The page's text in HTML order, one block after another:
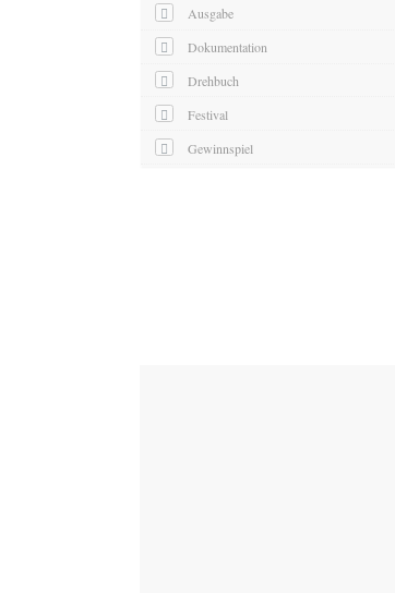
Ausgabe
Dokumentation
Drehbuch
Festival
Gewinnspiel